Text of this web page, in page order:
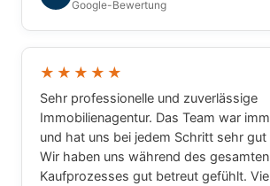
Google-Bewertung
★★★★★
Sehr professionelle und zuverlässige
Immobilienagentur. Das Team war
und hat uns bei jedem Schritt sehr
Wir haben uns während des gesamten
Kaufprozesses gut betreut gefühlt.